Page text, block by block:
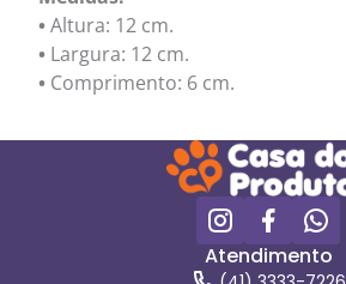
•Altura: 12 cm.
• Largura: 12 cm.
• Comprimento: 6 cm.
Atendimento